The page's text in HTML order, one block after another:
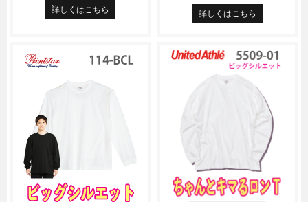
詳しくはこちら 詳しくはこちら